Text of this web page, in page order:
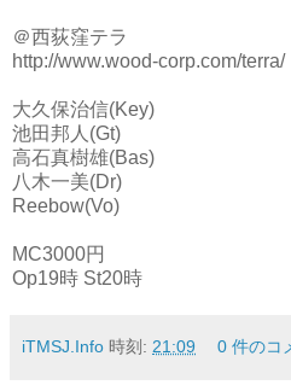
＠西荻窪テラ
http://www.wood-corp.com/terra/
大久保治信(Key)
池田邦人(Gt)
高石真樹雄(Bas)
八木一美(Dr)
Reebow(Vo)
MC3000円
Op19時 St20時
iTMSJ.Info 時刻: 21:09 0 件のコ